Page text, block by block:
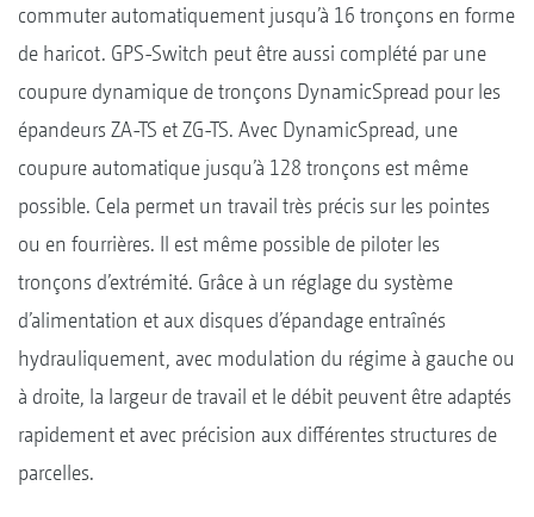
commuter automatiquement jusqu’à 16 tronçons en forme
de haricot. GPS-Switch peut être aussi complété par une
coupure dynamique de tronçons DynamicSpread pour les
épandeurs ZA-TS et ZG-TS. Avec DynamicSpread, une
coupure automatique jusqu’à 128 tronçons est même
possible. Cela permet un travail très précis sur les pointes
ou en fourrières. Il est même possible de piloter les
tronçons d’extrémité. Grâce à un réglage du système
d’alimentation et aux disques d’épandage entraînés
hydrauliquement, avec modulation du régime à gauche ou
à droite, la largeur de travail et le débit peuvent être adaptés
rapidement et avec précision aux différentes structures de
parcelles.